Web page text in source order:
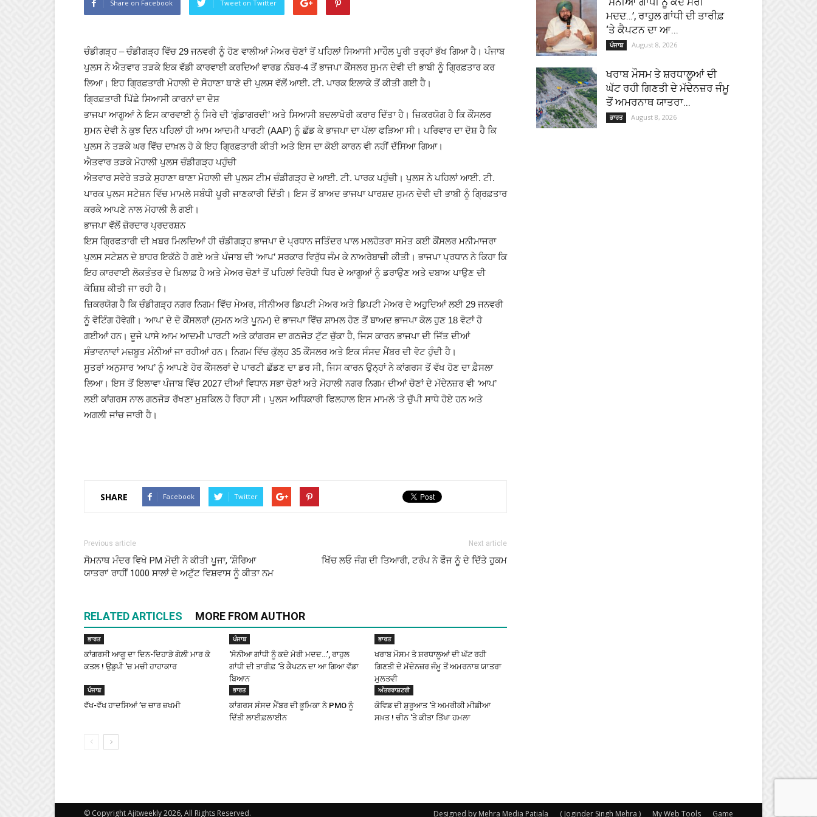
Matrimonial)
Share on Facebook Tweet on Twitter
ਚੰਡੀਗੜ੍ਹ – ਚੰਡੀਗੜ੍ਹ ਵਿੱਚ 29 ਜਨਵਰੀ ਨੂੰ ਹੋਣ ਵਾਲੀਆਂ ਮੇਅਰ ਚੋਣਾਂ ਤੋਂ ਪਹਿਲਾਂ ਸਿਆਸੀ ਮਾਹੌਲ ਪੂਰੀ ਤਰ੍ਹਾਂ ਭੱਖ ਗਿਆ ਹੈ। ਪੰਜਾਬ
ਪੁਲਸ ਨੇ ਐਤਵਾਰ ਤੜਕੇ ਇਕ ਵੱਡੀ ਕਾਰਵਾਈ ਕਰਦਿਆਂ ਵਾਰਡ ਨੰਬਰ-4 ਤੋਂ ਭਾਜਪਾ ਕੌਂਸਲਰ ਸੁਮਨ ਦੇਵੀ ਦੀ ਭਾਬੀ ਨੂੰ ਗ੍ਰਿਫ਼ਤਾਰ ਕਰ
ਲਿਆ। ਇਹ ਗ੍ਰਿਫ਼ਤਾਰੀ ਮੋਹਾਲੀ ਦੇ ਸੋਹਾਣਾ ਥਾਣੇ ਦੀ ਪੁਲਸ ਵੱਲੋਂ ਆਈ. ਟੀ. ਪਾਰਕ ਇਲਾਕੇ ਤੋਂ ਕੀਤੀ ਗਈ ਹੈ।
ਗ੍ਰਿਫ਼ਤਾਰੀ ਪਿੱਛੇ ਸਿਆਸੀ ਕਾਰਨਾਂ ਦਾ ਦੋਸ਼
ਭਾਜਪਾ ਆਗੂਆਂ ਨੇ ਇਸ ਕਾਰਵਾਈ ਨੂੰ ਸਿਰੇ ਦੀ ‘ਗੁੰਡਾਗਰਦੀ’ ਅਤੇ ਸਿਆਸੀ ਬਦਲਾਖੋਰੀ ਕਰਾਰ ਦਿੱਤਾ ਹੈ। ਜ਼ਿਕਰਯੋਗ ਹੈ ਕਿ ਕੌਂਸਲਰ
ਸੁਮਨ ਦੇਵੀ ਨੇ ਕੁਝ ਦਿਨ ਪਹਿਲਾਂ ਹੀ ਆਮ ਆਦਮੀ ਪਾਰਟੀ (AAP) ਨੂੰ ਛੱਡ ਕੇ ਭਾਜਪਾ ਦਾ ਪੱਲਾ ਫੜਿਆ ਸੀ। ਪਰਿਵਾਰ ਦਾ ਦੋਸ਼ ਹੈ ਕਿ
ਪੁਲਸ ਨੇ ਤੜਕੇ ਘਰ ਵਿੱਚ ਦਾਖ਼ਲ ਹੋ ਕੇ ਇਹ ਗ੍ਰਿਫ਼ਤਾਰੀ ਕੀਤੀ ਅਤੇ ਇਸ ਦਾ ਕੋਈ ਕਾਰਨ ਵੀ ਨਹੀਂ ਦੱਸਿਆ ਗਿਆ।
ਐਤਵਾਰ ਤੜਕੇ ਮੋਹਾਲੀ ਪੁਲਸ ਚੰਡੀਗੜ੍ਹ ਪਹੁੰਚੀ
ਐਤਵਾਰ ਸਵੇਰੇ ਤੜਕੇ ਸੁਹਾਣਾ ਥਾਣਾ ਮੋਹਾਲੀ ਦੀ ਪੁਲਸ ਟੀਮ ਚੰਡੀਗੜ੍ਹ ਦੇ ਆਈ. ਟੀ. ਪਾਰਕ ਪਹੁੰਚੀ। ਪੁਲਸ ਨੇ ਪਹਿਲਾਂ ਆਈ. ਟੀ.
ਪਾਰਕ ਪੁਲਸ ਸਟੇਸ਼ਨ ਵਿੱਚ ਮਾਮਲੇ ਸਬੰਧੀ ਪੂਰੀ ਜਾਣਕਾਰੀ ਦਿੱਤੀ। ਇਸ ਤੋਂ ਬਾਅਦ ਭਾਜਪਾ ਪਾਰਸ਼ਦ ਸੁਮਨ ਦੇਵੀ ਦੀ ਭਾਬੀ ਨੂੰ ਗ੍ਰਿਫ਼ਤਾਰ
ਕਰਕੇ ਆਪਣੇ ਨਾਲ ਮੋਹਾਲੀ ਲੈ ਗਈ।
ਭਾਜਪਾ ਵੱਲੋਂ ਜ਼ੋਰਦਾਰ ਪ੍ਰਦਰਸ਼ਨ
ਇਸ ਗ੍ਰਿਫਤਾਰੀ ਦੀ ਖ਼ਬਰ ਮਿਲਦਿਆਂ ਹੀ ਚੰਡੀਗੜ੍ਹ ਭਾਜਪਾ ਦੇ ਪ੍ਰਧਾਨ ਜਤਿੰਦਰ ਪਾਲ ਮਲਹੋਤਰਾ ਸਮੇਤ ਕਈ ਕੌਂਸਲਰ ਮਨੀਮਾਜਰਾ
ਪੁਲਸ ਸਟੇਸ਼ਨ ਦੇ ਬਾਹਰ ਇਕੱਠੇ ਹੋ ਗਏ ਅਤੇ ਪੰਜਾਬ ਦੀ ‘ਆਪ’ ਸਰਕਾਰ ਵਿਰੁੱਧ ਜੰਮ ਕੇ ਨਾਅਰੇਬਾਜ਼ੀ ਕੀਤੀ। ਭਾਜਪਾ ਪ੍ਰਧਾਨ ਨੇ ਕਿਹਾ ਕਿ
ਇਹ ਕਾਰਵਾਈ ਲੋਕਤੰਤਰ ਦੇ ਖ਼ਿਲਾਫ਼ ਹੈ ਅਤੇ ਮੇਅਰ ਚੋਣਾਂ ਤੋਂ ਪਹਿਲਾਂ ਵਿਰੋਧੀ ਧਿਰ ਦੇ ਆਗੂਆਂ ਨੂੰ ਡਰਾਉਣ ਅਤੇ ਦਬਾਅ ਪਾਉਣ ਦੀ
ਕੋਸ਼ਿਸ਼ ਕੀਤੀ ਜਾ ਰਹੀ ਹੈ।
ਜ਼ਿਕਰਯੋਗ ਹੈ ਕਿ ਚੰਡੀਗੜ੍ਹ ਨਗਰ ਨਿਗਮ ਵਿੱਚ ਮੇਅਰ, ਸੀਨੀਅਰ ਡਿਪਟੀ ਮੇਅਰ ਅਤੇ ਡਿਪਟੀ ਮੇਅਰ ਦੇ ਅਹੁਦਿਆਂ ਲਈ 29 ਜਨਵਰੀ
ਨੂੰ ਵੋਟਿੰਗ ਹੋਵੇਗੀ। ‘ਆਪ’ ਦੇ ਦੋ ਕੌਂਸਲਰਾਂ (ਸੁਮਨ ਅਤੇ ਪੂਨਮ) ਦੇ ਭਾਜਪਾ ਵਿੱਚ ਸ਼ਾਮਲ ਹੋਣ ਤੋਂ ਬਾਅਦ ਭਾਜਪਾ ਕੋਲ ਹੁਣ 18 ਵੋਟਾਂ ਹੋ
ਗਈਆਂ ਹਨ। ਦੂਜੇ ਪਾਸੇ ਆਮ ਆਦਮੀ ਪਾਰਟੀ ਅਤੇ ਕਾਂਗਰਸ ਦਾ ਗਠਜੋੜ ਟੁੱਟ ਚੁੱਕਾ ਹੈ, ਜਿਸ ਕਾਰਨ ਭਾਜਪਾ ਦੀ ਜਿੱਤ ਦੀਆਂ
ਸੰਭਾਵਨਾਵਾਂ ਮਜ਼ਬੂਤ ਮੰਨੀਆਂ ਜਾ ਰਹੀਆਂ ਹਨ। ਨਿਗਮ ਵਿੱਚ ਕੁੱਲ੍ਹ 35 ਕੌਂਸਲਰ ਅਤੇ ਇਕ ਸੰਸਦ ਮੈਂਬਰ ਦੀ ਵੋਟ ਹੁੰਦੀ ਹੈ।
ਸੂਤਰਾਂ ਅਨੁਸਾਰ ‘ਆਪ’ ਨੂੰ ਆਪਣੇ ਹੋਰ ਕੌਂਸਲਰਾਂ ਦੇ ਪਾਰਟੀ ਛੱਡਣ ਦਾ ਡਰ ਸੀ, ਜਿਸ ਕਾਰਨ ਉਨ੍ਹਾਂ ਨੇ ਕਾਂਗਰਸ ਤੋਂ ਵੱਖ ਹੋਣ ਦਾ ਫ਼ੈਸਲਾ
ਲਿਆ। ਇਸ ਤੋਂ ਇਲਾਵਾ ਪੰਜਾਬ ਵਿੱਚ 2027 ਦੀਆਂ ਵਿਧਾਨ ਸਭਾ ਚੋਣਾਂ ਅਤੇ ਮੋਹਾਲੀ ਨਗਰ ਨਿਗਮ ਦੀਆਂ ਚੋਣਾਂ ਦੇ ਮੱਦੇਨਜ਼ਰ ਵੀ ‘ਆਪ’
ਲਈ ਕਾਂਗਰਸ ਨਾਲ ਗਠਜੋੜ ਰੱਖਣਾ ਮੁਸ਼ਕਿਲ ਹੋ ਰਿਹਾ ਸੀ। ਪੁਲਸ ਅਧਿਕਾਰੀ ਫਿਲਹਾਲ ਇਸ ਮਾਮਲੇ ‘ਤੇ ਚੁੱਪੀ ਸਾਧੇ ਹੋਏ ਹਨ ਅਤੇ
ਅਗਲੀ ਜਾਂਚ ਜਾਰੀ ਹੈ।
SHARE Facebook Twitter
Previous article
ਸੋਮਨਾਥ ਮੰਦਰ ਵਿਖੇ PM ਮੋਦੀ ਨੇ ਕੀਤੀ ਪੂਜਾ, ‘ਸ਼ੌਰਿਆ
ਯਾਤਰਾ’ ਰਾਹੀਂ 1000 ਸਾਲਾਂ ਦੇ ਅਟੁੱਟ ਵਿਸ਼ਵਾਸ ਨੂੰ ਕੀਤਾ ਨਮ
Next article
ਖਿੱਚ ਲਓ ਜੰਗ ਦੀ ਤਿਆਰੀ, ਟਰੰਪ ਨੇ ਫੌਜ ਨੂੰ ਦੇ ਦਿੱਤੇ ਹੁਕਮ
RELATED ARTICLES MORE FROM AUTHOR
ਭਾਰਤ
ਕਾਂਗਰਸੀ ਆਗੂ ਦਾ ਦਿਨ-ਦਿਹਾੜੇ ਗੋਲ਼ੀ ਮਾਰ ਕੇ
ਕਤਲ ! ਉਡੁਪੀ ‘ਚ ਮਚੀ ਹਾਹਾਕਾਰ
ਪੰਜਾਬ
‘ਸੋਨੀਆ ਗਾਂਧੀ ਨੂੰ ਕਦੇ ਮੇਰੀ ਮਦਦ…’, ਰਾਹੁਲ
ਗਾਂਧੀ ਦੀ ਤਾਰੀਫ਼ ‘ਤੇ ਕੈਪਟਨ ਦਾ ਆ ਗਿਆ ਵੱਡਾ
ਬਿਆਨ
ਭਾਰਤ
ਖਰਾਬ ਮੌਸਮ ਤੇ ਸ਼ਰਧਾਲੂਆਂ ਦੀ ਘੱਟ ਰਹੀ
ਗਿਣਤੀ ਦੇ ਮੱਦੇਨਜ਼ਰ ਜੰਮੂ ਤੋਂ ਅਮਰਨਾਥ ਯਾਤਰਾ
ਮੁਲਤਵੀ
ਪੰਜਾਬ
ਵੱਖ-ਵੱਖ ਹਾਦਸਿਆਂ ’ਚ ਚਾਰ ਜ਼ਖਮੀ
ਭਾਰਤ
ਕਾਂਗਰਸ ਸੰਸਦ ਮੈਂਬਰ ਦੀ ਭੂਮਿਕਾ ਨੇ PMO ਨੂੰ
ਦਿੱਤੀ ਲਾਈਫ਼ਲਾਈਨ
ਅੰਤਰਰਾਸ਼ਟਰੀ
ਕੋਵਿਡ ਦੀ ਸ਼ੁਰੂਆਤ ‘ਤੇ ਅਮਰੀਕੀ ਮੀਡੀਆ
ਸਖ਼ਤ ! ਚੀਨ ‘ਤੇ ਕੀਤਾ ਤਿੱਖਾ ਹਮਲਾ
ਮਦਦ…’, ਰਾਹੁਲ ਗਾਂਧੀ ਦੀ ਤਾਰੀਫ਼
‘ਤੇ ਕੈਪਟਨ ਦਾ ਆ...
ਪੰਜਾਬ August 8, 2026
ਖਰਾਬ ਮੌਸਮ ਤੇ ਸ਼ਰਧਾਲੂਆਂ ਦੀ
ਘੱਟ ਰਹੀ ਗਿਣਤੀ ਦੇ ਮੱਦੇਨਜ਼ਰ ਜੰਮੂ
ਤੋਂ ਅਮਰਨਾਥ ਯਾਤਰਾ...
ਭਾਰਤ August 8, 2026
Designed by Mehra Media Patiala ( Joginder Singh Mehra ) My Web Tools Game
© Copyright Ajitweekly 2026, All Rights Reserved.